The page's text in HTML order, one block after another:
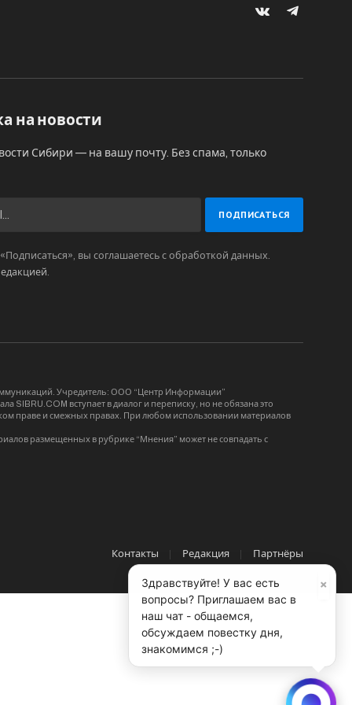
VKontakteTelegram
на новости
Сибири — на вашу почту. Без спама, только
вы соглашаетесь с обработкой данных.
.
Учредитель: ООО “Центр Информации”
SIBRU.COM вступает в диалог и переписку, но не обязана это
праве и смежных правах. При любом использовании материалов
размещенных в рубрике “Мнения” может не совпадать с
Контакты Редакция Партнёры
×
Здравствуйте! У вас есть
вопросы? Приглашаем вас в
наш чат - общаемся,
обсуждаем повестку дня,
знакомимся ;-)